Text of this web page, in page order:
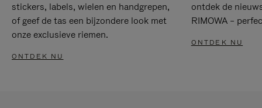
stickers, labels, wielen en handgrepen,
of geef de tas een bijzondere look met
onze exclusieve riemen.
ONTDEK NU
ontdek de
RIMOWA –
ONTDEK NU